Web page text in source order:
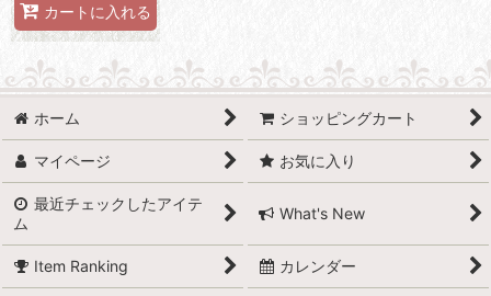
カートに入れる
ホーム ショッピングカート
マイページ お気に入り
最近チェックしたアイテ
ム
What's New
Item Ranking カレンダー